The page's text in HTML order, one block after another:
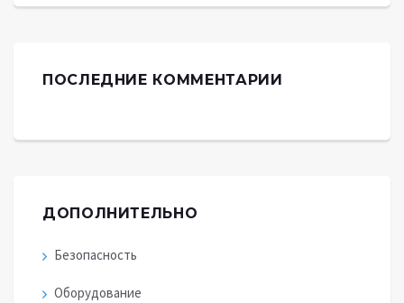
ПОСЛЕДНИЕ КОММЕНТАРИИ
ДОПОЛНИТЕЛЬНО
Безопасность
Оборудование